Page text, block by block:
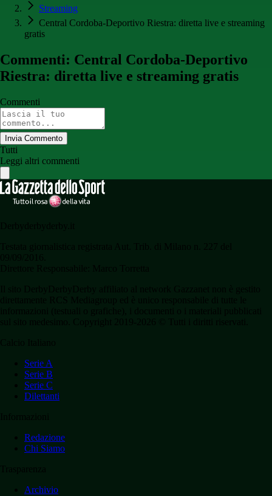
Streaming
Central Cordoba-Deportivo Riestra: diretta live e streaming
gratis
Commenti: Central Cordoba-Deportivo
Riestra: diretta live e streaming gratis
Commenti
Invia Commento
Tutti
Leggi altri commenti
Serie A
Serie B
Serie C
Dilettanti
Redazione
Chi Siamo
Archivio